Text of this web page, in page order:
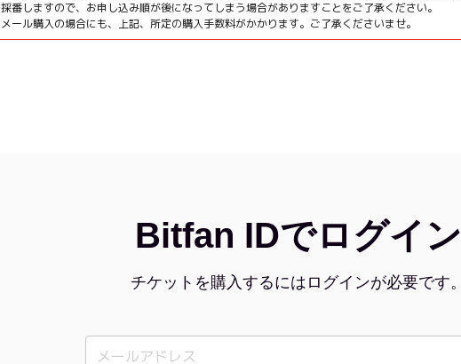
採番しますので、お申し込み順が後になってしまう場合がありますことをご了承ください。
メール購入の場合にも、上記、所定の購入手数料がかかります。ご了承くださいませ。
Bitfan IDでログイン
チケットを購入するにはログインが必要です。